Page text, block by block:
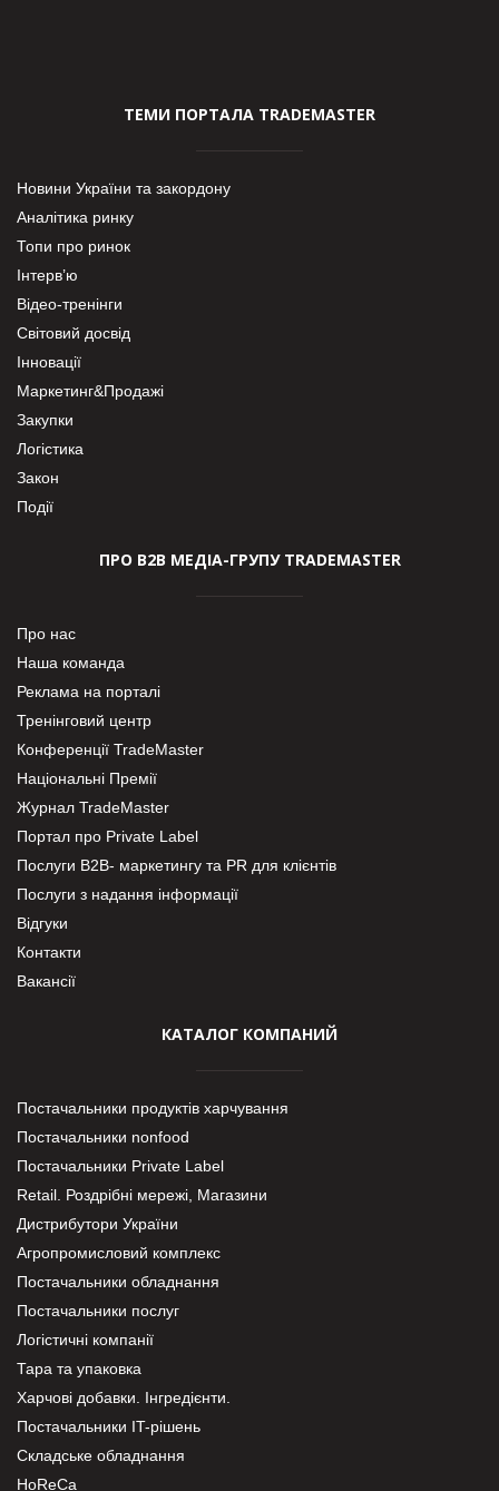
ТЕМИ ПОРТАЛА TRADEMASTER
Новини України та закордону
Аналітика ринку
Топи про ринок
Інтерв’ю
Відео-тренінги
Світовий досвід
Інновації
Маркетинг&Продажі
Закупки
Логістика
Закон
Події
ПРО В2В МЕДІА-ГРУПУ TRADEMASTER
Про нас
Наша команда
Реклама на порталі
Тренінговий центр
Конференції TradeMaster
Національні Премії
Журнал TradeMaster
Портал про Private Label
Послуги В2В- маркетингу та PR для клієнтів
Послуги з надання інформації
Відгуки
Контакти
Вакансії
КАТАЛОГ КОМПАНИЙ
Постачальники продуктів харчування
Постачальники nonfood
Постачальники Private Label
Retail. Роздрібні мережі, Магазини
Дистрибутори України
Агропромисловий комплекс
Постачальники обладнання
Постачальники послуг
Логістичні компанії
Тара та упаковка
Харчові добавки. Інгредієнти.
Постачальники IT-рішень
Складське обладнання
HoReCa